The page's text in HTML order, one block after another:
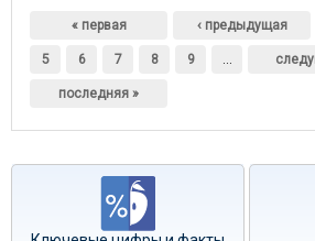
« первая ‹ предыдущая
5 6 7 8 9 …
последняя »